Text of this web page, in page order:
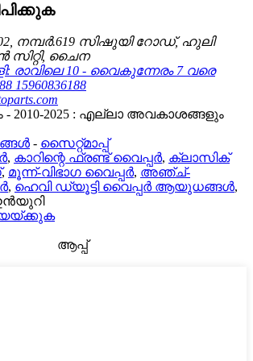
നമ്പർ.619 സിഷുയി റോഡ്, ഹുലി
സിറ്റി, ചൈന
രാവിലെ 10 - വൈകുന്നേരം 7 വരെ
15960836188
- 2010-2025 : എല്ലാ അവകാശങ്ങളും
- സൈറ്റ്മാപ്പ്
, കാറിന്റെ ഫ്രണ്ട് വൈപ്പർ, ക്ലാസിക്
, മൂന്ന്-വിഭാഗ വൈപ്പർ, അഞ്ച്-
, ഹെവി ഡ്യൂട്ടി വൈപ്പർ ആയുധങ്ങൾ,
ആപ്പ്